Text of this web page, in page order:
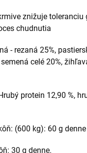
znižuje
chudnutia
- rezaná 25%,
celé 20%,
protein 12,90 %,
(600 kg): 60 g
denne.